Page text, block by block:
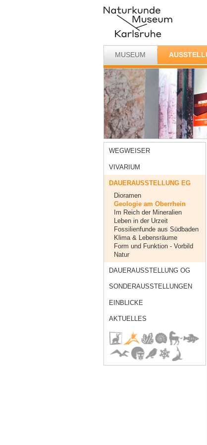
MUSEUM
WEGWEISER
VIVARIUM
DAUERAUSSTELLUNG EG
Dioramen
Geologie am Oberrhein
Im Reich der Mineralien
Leben in der Urzeit
Fossilienfunde aus Südbaden
Klima & Lebensräume
Form und Funktion - Vorbild
Natur
DAUERAUSSTELLUNG OG
SONDERAUSSTELLUNGEN
EINBLICKE
AKTUELLES